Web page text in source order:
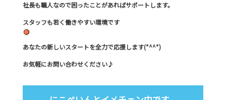
社長も職人なので困ったことがあればサポートします。
スタッフも若く働きやすい環境です
あなたの新しいスタートを全力で応援します(*^^*)
お気軽にお問い合わせください♪